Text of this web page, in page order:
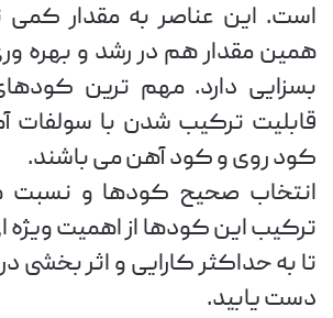
است. این عناصر به مقدار کمی
همین مقدار هم در رشد و بهره
بسزایی دارد. مهم ترین
قابلیت ترکیب شدن با سولفات
کود روی و کود آهن می باشند.
انتخاب صحیح کودها و نسبت
ترکیب این کودها از اهمیت ویژه
تا به حداکثر کارایی و اثر بخشی
دست یابید.